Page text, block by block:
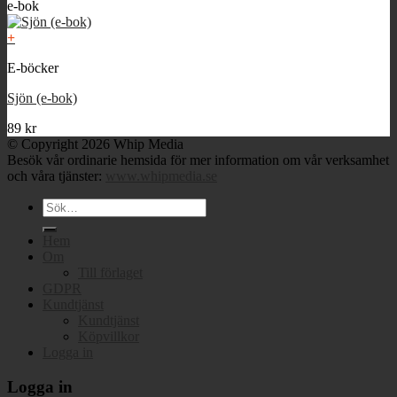
e-bok
+
E-böcker
Sjön (e-bok)
89 kr
© Copyright 2026 Whip Media
Besök vår ordinarie hemsida för mer information om vår verksamhet
och våra tjänster:
Sök
efter:
Logga in